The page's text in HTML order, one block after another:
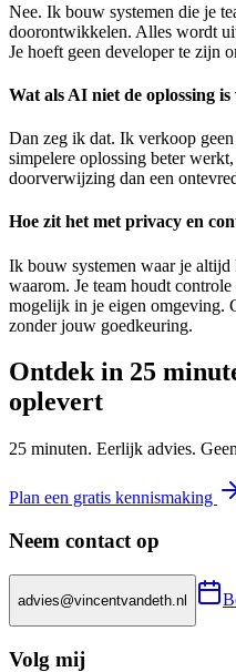
Nee. Ik bouw systemen die je
doorontwikkelen. Alles wordt
Je hoeft geen developer te zijn
Wat als AI niet de oplossing
Dan zeg ik dat. Ik verkoop
simpelere oplossing beter
doorverwijzing dan een
Hoe zit het met privacy en
Ik bouw systemen waar je altijd
waarom. Je team houdt
mogelijk in je eigen omgeving.
zonder jouw goedkeuring.
Ontdek in 25
oplevert
25 minuten. Eerlijk advies.
Plan een gratis kennismaking
Neem contact op
advies@vincentvandeth.nl
Volg mij